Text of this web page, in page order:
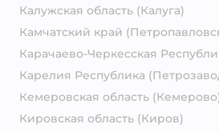
Калужская область (Калуга)
Камчатский край
Карачаево-Черкесская
Карелия Республика
Кемеровская область
Кировская область (Киров)